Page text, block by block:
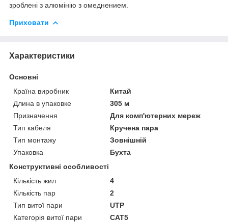
зроблені з алюмінію з омеднением.
Приховати
Характеристики
Основні
Країна виробник
Китай
Длина в упаковке
305 м
Призначення
Для комп'ютерних мереж
Тип кабеля
Кручена пара
Тип монтажу
Зовнішній
Упаковка
Бухта
Конструктивні особливості
Кількість жил
4
Кількість пар
2
Тип витої пари
UTP
Категорія витої пари
CAT5